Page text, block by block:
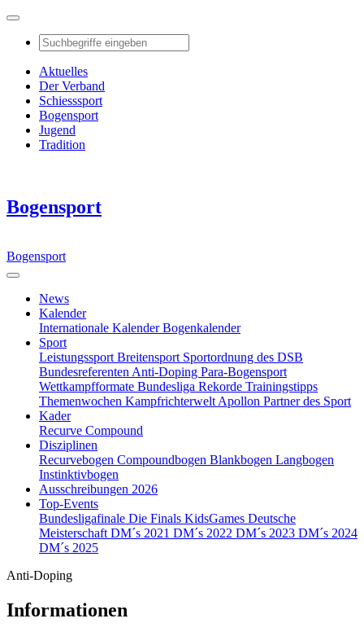
Aktuelles
Der Verband
Schiesssport
Bogensport
Jugend
Tradition
Bogensport
Bogensport
News
Kalender
Internationale KalenderBogenkalender
Sport
Leistungssport Breitensport Sportordnung des DSB
Bundesreferenten Anti-Doping Para-Bogensport
Wettkampfformate Bundesliga Rekorde Trainingstipps
Themenwochen Kampfrichterwelt Apollon Partner des Sport
Kader
Recurve Compound
Disziplinen
Recurvebogen Compoundbogen Blankbogen Langbogen
Instinktivbogen
Ausschreibungen 2026
Top-Events
Bundesligafinale Die Finals KidsGames Deutsche
Meisterschaft DM´s 2021 DM´s 2022 DM´s 2023 DM´s 2024
DM´s 2025
Anti-Doping
Informationen